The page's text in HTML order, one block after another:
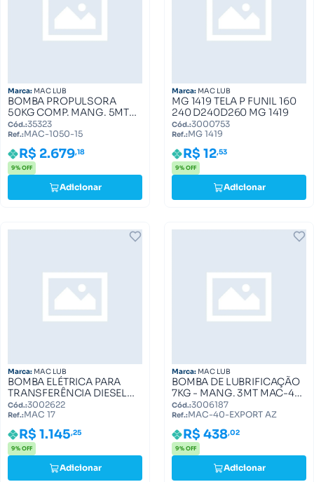
Marca: MAC LUB
BOMBA PROPULSORA
50KG COMP. MANG. 5MTS
MAC-1050-15 MAC-1050-
15
Cód.:35323
Ref.:MAC-1050-15
R$ 2.679,18
9% OFF
Adicionar
Marca: MAC LUB
MG 1419 TELA P FUNIL 160
240 D240D260 MG 1419
Cód.:3000753
Ref.:MG 1419
R$ 12,53
9% OFF
Adicionar
Marca: MAC LUB
BOMBA ELÉTRICA PARA
TRANSFERÊNCIA DIESEL
12V MAC LUB MAC 17
Cód.:3002622
Ref.:MAC 17
R$ 1.145,25
9% OFF
Adicionar
Marca: MAC LUB
BOMBA DE LUBRIFICAÇÃO
7KG - MANG. 3MT MAC-40-
EXPORT AZ MAC-40-
EXPORT AZ
Cód.:3006187
Ref.:MAC-40-EXPORT AZ
R$ 438,02
9% OFF
Adicionar